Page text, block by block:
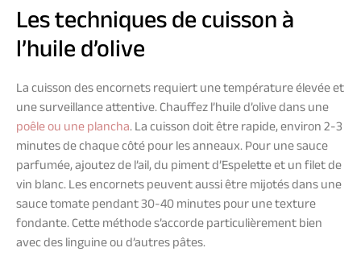
Les techniques de cuisson à
l’huile d’olive
La cuisson des encornets requiert une température élevée et
une surveillance attentive. Chauffez l’huile d’olive dans une
poêle ou une plancha. La cuisson doit être rapide, environ 2-3
minutes de chaque côté pour les anneaux. Pour une sauce
parfumée, ajoutez de l’ail, du piment d’Espelette et un filet de
vin blanc. Les encornets peuvent aussi être mijotés dans une
sauce tomate pendant 30-40 minutes pour une texture
fondante. Cette méthode s’accorde particulièrement bien
avec des linguine ou d’autres pâtes.